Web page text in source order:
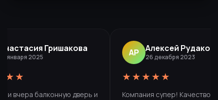
Гришакова
января 2025
вчера балконную дверь и
АР Алексей Рудаков
26 декабря 2023
★★★★★
Компания супер! Качество